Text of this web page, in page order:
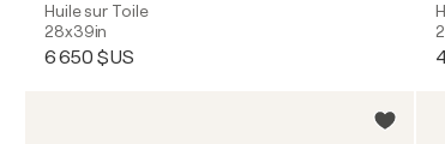
Huile sur Toile
28x39in
6 650 $US